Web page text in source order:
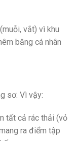
vắt) vì khu
băng cá nhân
sơ. Vì vậy:
tất cả rác thải (vỏ
ra điểm tập